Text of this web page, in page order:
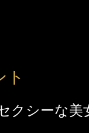
ト
クシーな美